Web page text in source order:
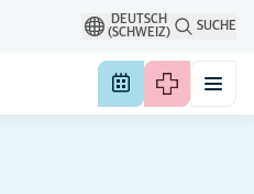
DEUTSCH
(SCHWEIZ)
SUCHE